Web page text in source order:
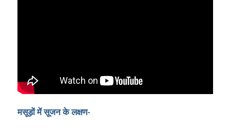
मसूड़ों में सूजन के लक्षण-